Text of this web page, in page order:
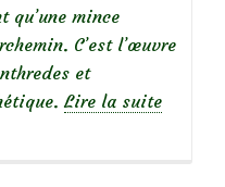
qu’une mince
C’est l’œuvre
et
Lire la suite